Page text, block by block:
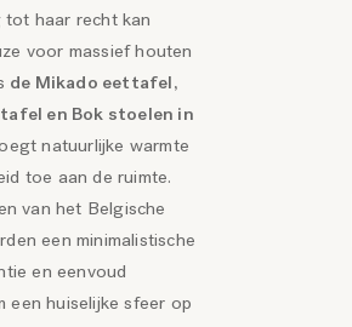
tot haar recht kan
voor massief houten
de Mikado eettafel,
en Bok stoelen in
natuurlijke warmte
toe aan de ruimte.
van het Belgische
een minimalistische
en eenvoud
een huiselijke sfeer op